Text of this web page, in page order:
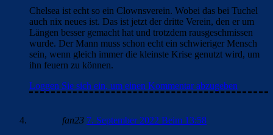
Chelsea ist echt so ein Clownsverein. Wobei das bei Tuchel
auch nix neues ist. Das ist jetzt der dritte Verein, den er um
Längen besser gemacht hat und trotzdem rausgeschmissen
wurde. Der Mann muss schon echt ein schwieriger Mensch
sein, wenn gleich immer die kleinste Krise genutzt wird, um
ihn feuern zu können.
Loggen Sie sich ein, um einen Kommentar abzugeben
fan23 7. September 2022 Beim 13:58